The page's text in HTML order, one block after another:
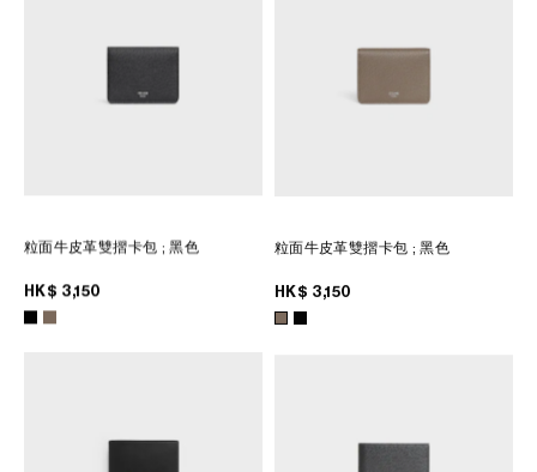
粒面牛皮革雙摺卡包 ; 黑色
HK$ 3,150
粒面牛皮革雙摺卡包 ; 黑色
HK$ 3,150